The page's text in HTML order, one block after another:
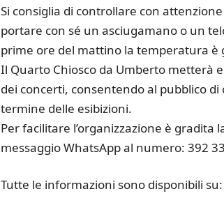
Si consiglia di controllare con
portare con sé un asciugamano o un
prime ore del mattino la temperatura è
Il Quarto Chiosco da Umberto metterà
dei concerti, consentendo al pubblico
termine delle esibizioni.
Per facilitare l’organizzazione è
messaggio WhatsApp al numero: 392
Tutte le informazioni sono disponibili